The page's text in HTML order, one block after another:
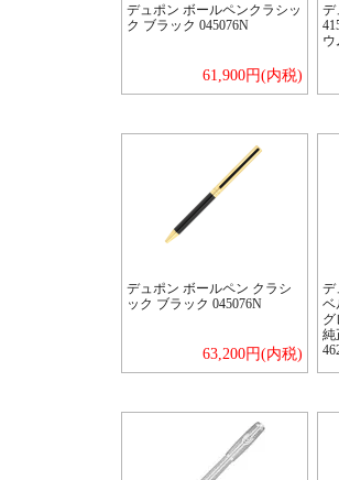
デュポン ボールペンクラシッ
ク ブラック 045076N
61,900円(内税)
デ
ウ
デュポン ボールペン クラシ
ック ブラック 045076N
63,200円(内税)
デ
ベ
グ
純